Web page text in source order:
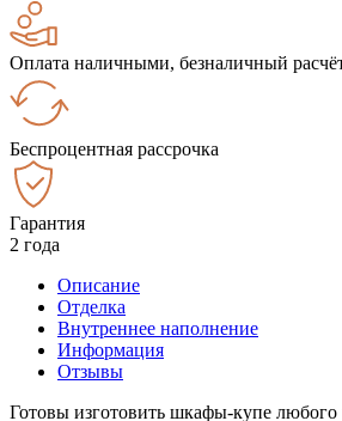
Оплата наличными, безналичный
Беспроцентная рассрочка
Гарантия
2 года
Описание
Отделка
Внутреннее наполнение
Информация
Отзывы
Готовы изготовить шкафы-купе любого